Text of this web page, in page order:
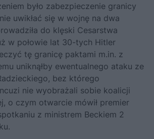
było zabezpieczenie granicy
uwikłać się w wojnę na dwa
do klęski Cesarstwa
w połowie lat 30-tych Hitler
tę granicę paktami m.in. z
uniknąłby ewentualnego ataku ze
bez którego
nie wyobrażali sobie koalicji
o czym otwarcie mówił premier
z ministrem Beckiem 2